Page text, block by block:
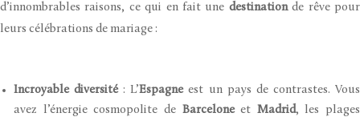
d’innombrables raisons, ce qui en fait une destinationde rêve pour
leurs célébrations de mariage :
Incroyable diversité: L’Espagneest un pays de contrastes. Vous
avez l’énergie cosmopolite de Barceloneet Madrid, les plages